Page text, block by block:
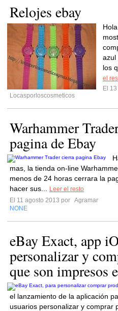
Relojes ebay
azul
los
el
El
Locasporloscosmeticos
Warhammer
pagina de Ebay
mas, la tienda on-line
menos de 24 horas cerrara la
hacer sus...
Leer el resto
El 11 agosto 2013 por Agramar
NONE
eBay Exact, app
personalizar y
que son impresos
el lanzamiento de la aplicación
usuarios personalizar y comprar